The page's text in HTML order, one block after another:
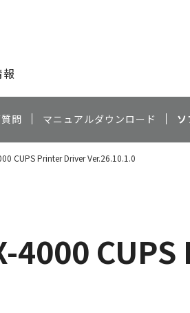
問 マニュアルダウンロード
CUPS Printer Driver Ver.26.10.1.0
4000